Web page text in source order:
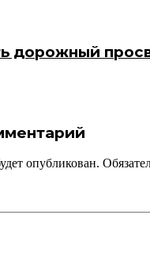
дорожный
опубликован.